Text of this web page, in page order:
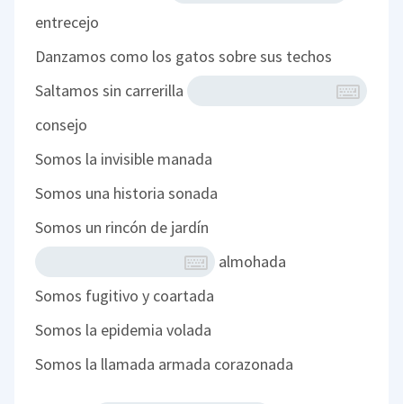
entrecejo
Danzamos como los gatos sobre sus techos
Saltamos sin carrerilla
consejo
Somos la invisible manada
Somos una historia sonada
Somos un rincón de jardín
almohada
Somos fugitivo y coartada
Somos la epidemia volada
Somos la llamada armada corazonada